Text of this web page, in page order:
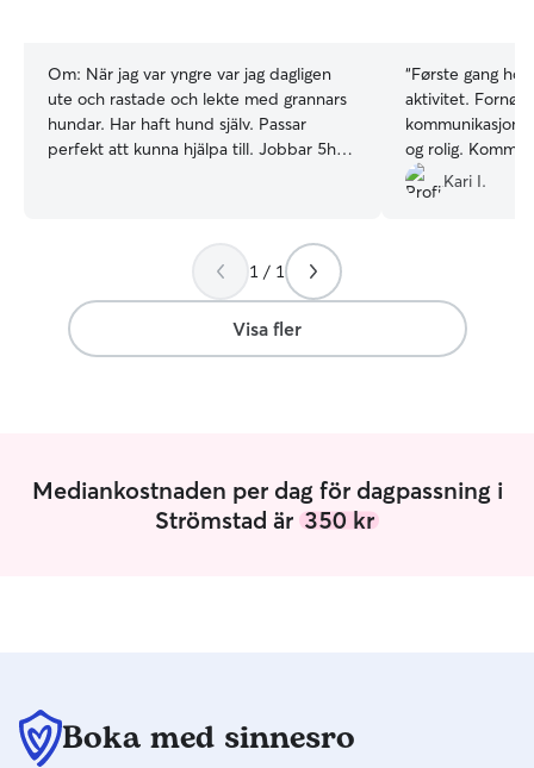
Om: När jag var yngre var jag dagligen
ute och rastade och lekte med grannars
hundar. Har haft hund själv. Passar
perfekt att kunna hjälpa till. Jobbar 5h
djurpassning. Hör av dig med era rutiner
så ska vi se till att få allt löst på bästa
möjliga sätt för era pälsklingar Jag bor i
en lägenhet i lite utanför centrum. Alltså
ingen trädgård, har många fina
“Første gang
aktivitet.
kommunikasjon
og rolig.
Kari I.
1 / 1
Visa fler
Mediankostnaden per dag för dagpassning i
Strömstad är 350 kr
Boka med sinnesro